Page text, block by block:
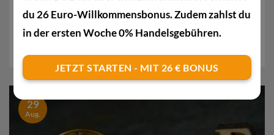
Investoren den Kurs treiben
Der Bitcoin-Kurs bewegt sich wieder nach oben und
29
Aug.
du 26 Euro-Willkommensbonus. Zudem zahlst du
in der ersten Woche 0% Handelsgebühren.
JETZT STARTEN - MIT 26 € BONUS